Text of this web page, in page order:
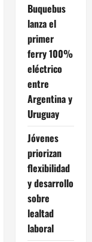
Buquebus
lanza el
primer
ferry 100%
eléctrico
entre
Argentina y
Uruguay
Jóvenes
priorizan
flexibilidad
y desarrollo
sobre
lealtad
laboral